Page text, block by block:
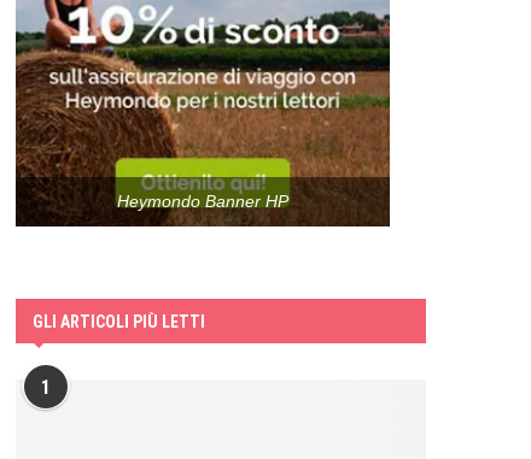
Heymondo Banner HP
GLI ARTICOLI PIÙ LETTI
1